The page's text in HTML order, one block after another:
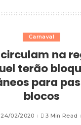
Carnaval
na
terão
para
blocos
24/02/2020 3 Min Read